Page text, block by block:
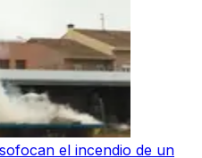
el incendio de un